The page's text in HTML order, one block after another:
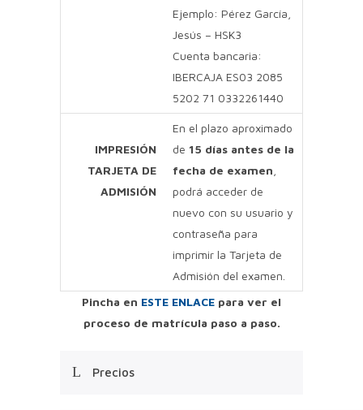
Ejemplo: Pérez García,
Jesús – HSK3
Cuenta bancaria:
IBERCAJA ES03 2085
5202 71 0332261440
IMPRESIÓN
TARJETA DE
ADMISIÓN
En el plazo aproximado
de 15 días antes de la
fecha de examen
podrá acceder de
nuevo con su usuario y
contraseña para
imprimir la Tarjeta de
Admisión del examen.
Pincha en ESTE ENLACE para ver el
proceso de matrícula paso a paso.
Precios